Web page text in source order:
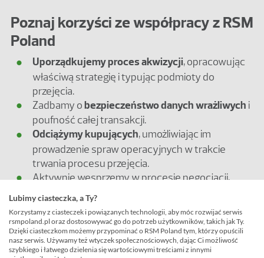
Poznaj korzyści ze współpracy z RSM
Poland
Uporządkujemy proces akwizycji, opracowując
właściwą strategię i typując podmioty do
przejęcia.
Zadbamy obezpieczeństwo danych wrażliwych i
poufność całej transakcji.
Odciążymy kupujących, umożliwiając im
prowadzenie spraw operacyjnych w trakcie
trwania procesu przejęcia.
Aktywnie wesprzemy w procesie negocjacji,
dbając o
minimalizację potencjalnych ryzyk
Zapewnimy możliwość dotarcia do
targetów z
całego świata– dzięki globalnemu zasięgowi sieci
RSM.
Lubimy ciasteczka, a Ty?
Korzystamy z ciasteczek i powiązanych technologii, aby móc rozwijać serwis
rsmpoland.pl oraz dostosowywać go do potrzeb użytkowników, takich jak Ty.
Dzięki ciasteczkom możemy przypominać o RSM Poland tym, którzy opuścili
nasz serwis. Używamy też wtyczek społecznościowych, dając Ci możliwość
szybkiego i łatwego dzielenia się wartościowymi treściami z innymi